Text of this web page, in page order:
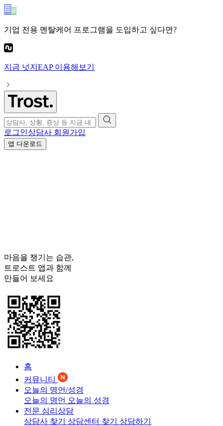
기업 전용 멘탈케어 프로그램을 도입하고 싶다면?
지금 넛지EAP이용해보기
로그인상담사 회원가입
앱 다운로드
마음을 챙기는 습관,
트로스트 앱과 함께
만들어 보세요
홈
커뮤니티
오늘의 명언/성경
오늘의 명언 오늘의 성경
전문 심리상담
상담사 찾기 상담센터 찾기 상담하기